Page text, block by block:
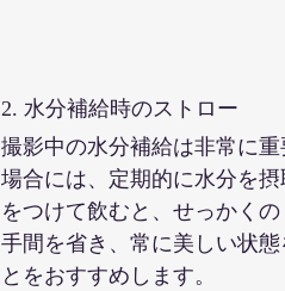
2. 水分補給時のストロー
撮影中の水分補給は非常に
場合には、定期的に水分を
をつけて飲むと、せっかく
手間を省き、常に美しい状
とをおすすめします。